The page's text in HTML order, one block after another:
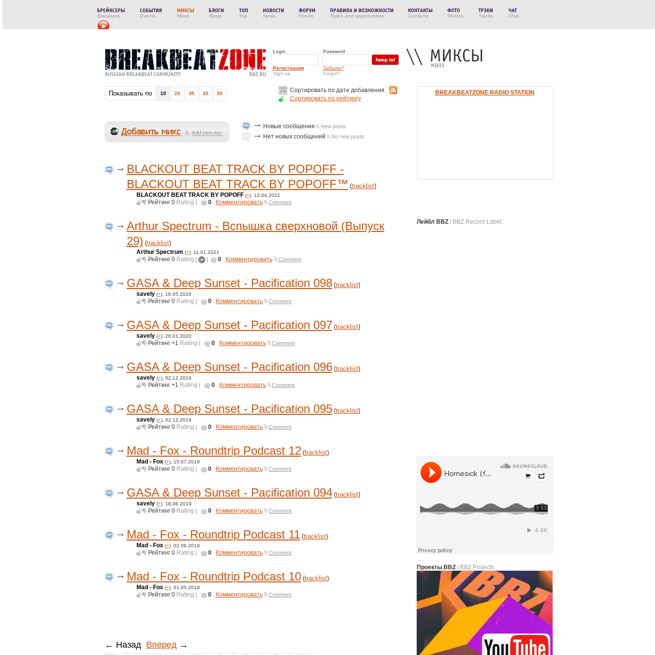
Breaksers Events Mixes Blogs Top News Forum Rules and opportunities Contacts Photos Tracks Chat
Login Password
Регистрация
Sign up
Забыли?
Forgot?
Показывать по 10 20 30 40 50
Сортировать по дате добавления
Сортировать по рейтингу
Новые сообщения \\ New posts
Нет новых сообщений \\ No new posts
BLACKOUT BEAT TRACK BY POPOFF -
BLACKOUT BEAT TRACK BY POPOFF™ (tracklist)
BLACKOUT BEAT TRACK BY POPOFF(+), 13.04.2021
Рейтинг 0 Rating | 0 Комментировать \\ Comment
Arthur Spectrum - Вспышка сверхновой (Выпуск
29) (tracklist)
Arthur Spectrum (+), 11.01.2021
Рейтинг 0 Rating | | 0 Комментировать \\ Comment
GASA & Deep Sunset - Pacification 098 (tracklist)
savely(+), 16.05.2020
Рейтинг 0 Rating | 0 Комментировать \\ Comment
GASA & Deep Sunset - Pacification 097 (tracklist)
savely(+), 26.01.2020
Рейтинг +1 Rating | 0 Комментировать \\ Comment
GASA & Deep Sunset - Pacification 096 (tracklist)
savely(+), 02.12.2019
Рейтинг +1 Rating | 0 Комментировать \\ Comment
GASA & Deep Sunset - Pacification 095 (tracklist)
savely(+), 02.12.2019
Рейтинг 0 Rating | 0 Комментировать \\ Comment
Mad - Fox - Roundtrip Podcast 12 (tracklist)
Mad - Fox(+), 15.07.2019
Рейтинг 0 Rating | 0 Комментировать \\ Comment
GASA & Deep Sunset - Pacification 094 (tracklist)
savely(+), 18.06.2019
Рейтинг 0 Rating | 0 Комментировать \\ Comment
Mad - Fox - Roundtrip Podcast 11 (tracklist)
Mad - Fox(+), 02.06.2019
Рейтинг 0 Rating | 0 Комментировать \\ Comment
Mad - Fox - Roundtrip Podcast 10 (tracklist)
Mad - Fox(+), 01.05.2019
Рейтинг 0 Rating | 0 Комментировать \\ Comment
← Назад Вперед→
BREAKBEATZONE RADIO STATION
Лейбл BBZ/ BBZ Record Label:
Проекты BBZ/ BBZ Projects: